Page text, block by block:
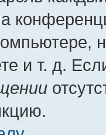
и т. д.